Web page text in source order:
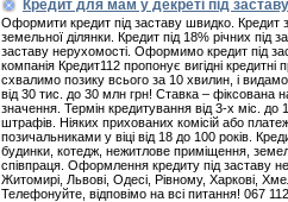
Кредит для мам у декреті під
Оформити кредит під заставу швидко. Кредит
земельної ділянки. Кредит під 18% річних під
заставу нерухомості. Оформимо кредит під
компанія Кредит112 пропонує вигідні
схвалимо позику всього за 10 хвилин, і
від 30 тис. до 30 млн грн! Ставка – фіксована
значення. Термін кредитування від 3-х міс. до
штрафів. Ніяких прихованих комісій або
позичальниками у віці від 18 до 100 років.
будинки, котедж, нежитлове приміщення,
співпраця. Оформлення кредиту під заставу
Житомирі, Львові, Одесі, Рівному, Харкові,
Телефонуйте, відповімо на всі питання! 067